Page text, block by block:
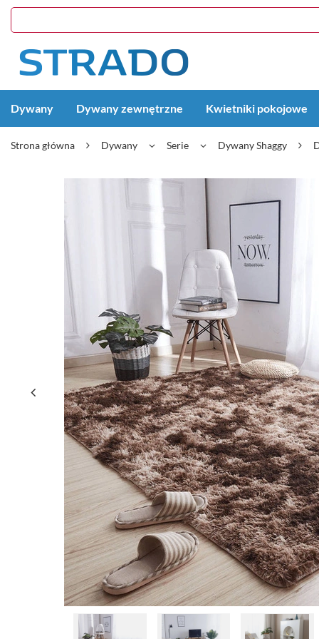
Dywany Dywany zewnętrzne Kwietniki pokojowe
Strona główna Dywany Serie Dywany Shaggy